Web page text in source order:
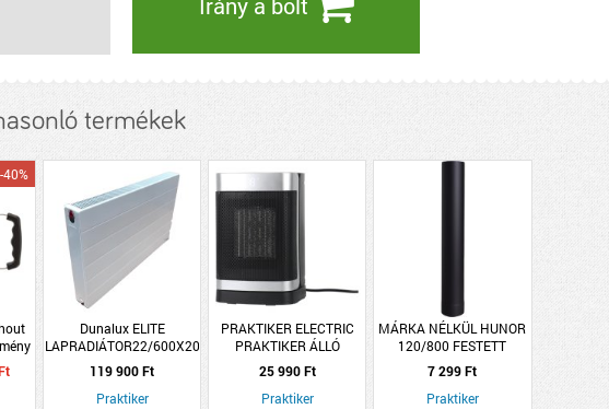
termékek
-40%
Dunalux ELITE
LAPRADIÁTOR22/600X2000
119 900 Ft
Praktiker
PRAKTIKER ELECTRIC
PRAKTIKER ÁLLÓ
HŐSUGÁRZÓ 1500W
TÁVIRÁNYÍTÓVAL
25 990 Ft
Praktiker
MÁRKA NÉLKÜL HUNOR
120/800 FESTETT
FÜSTCSŐ FEKETE ACÉL
0,5MM
7 299 Ft
Praktiker